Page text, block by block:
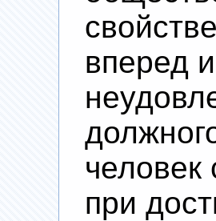
вперед
человек
при